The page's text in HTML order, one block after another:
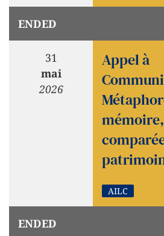
ENDED
31
mai
2026
Appel à
AILC
ENDED